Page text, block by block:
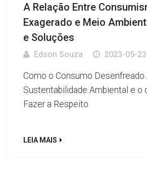
A Relação Entre
Exagerado e Meio
e Soluções
Edson Souza 2023-05-23
Como o Consumo Desenfreado
Sustentabilidade Ambiental e o
Fazer a Respeito
LEIA MAIS